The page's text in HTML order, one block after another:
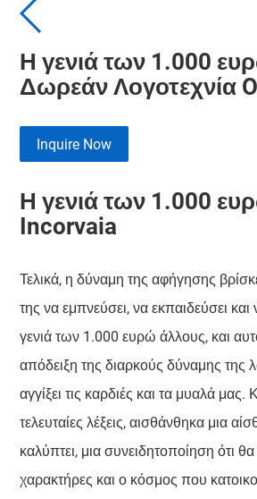
Η γενιά των 1.000
Δωρεάν Λογοτεχνία
Inquire Now
Η γενιά των 1.000
Incorvaia
Τελικά, η δύναμη της αφήγησης
της να εμπνεύσει, να εκπαιδεύσει
γενιά των 1.000 ευρώ άλλους, και αυτό
απόδειξη της διαρκούς δύναμης της
αγγίξει τις καρδιές και τα μυαλά μας.
τελευταίες λέξεις, αισθάνθηκα μια
καλύπτει, μια συνειδητοποίηση ότι
χαρακτήρες και ο κόσμος που